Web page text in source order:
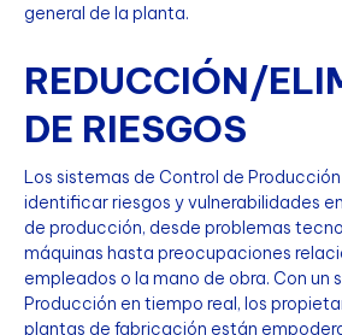
general de la planta.
REDUCCIÓN/
DE RIESGOS
Los sistemas de Control de
identificar riesgos y vulnerabilidades
de producción, desde problemas
máquinas hasta preocupaciones
empleados o la mano de obra. Con un
Producción en tiempo real, los
plantas de fabricación están